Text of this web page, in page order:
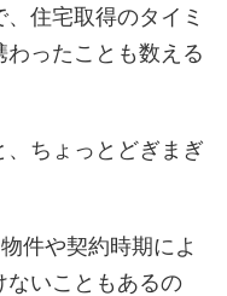
住宅取得のタイミ
ったことも数える
ちょっとどぎまぎ
件や契約時期によ
ないこともあるの